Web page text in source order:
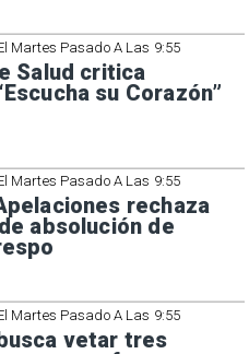
Martes Pasado A Las 9:55
Salud critica
su Corazón”
Martes Pasado A Las 9:55
rechaza
absolución de
Martes Pasado A Las 9:55
vetar tres